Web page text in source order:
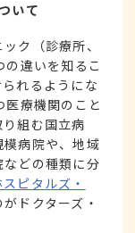
いて
ク（診療所、
違いを知るこ
れるようにな
医療機関のこと
組む国立病
病院や、地域
どの種類に分
ピタルズ・
ドクターズ・